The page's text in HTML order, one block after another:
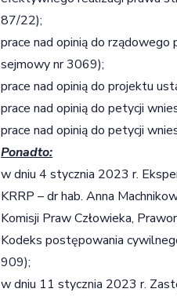
87/22);
prace nad opinią do
sejmowy nr 3069);
prace nad opinią do projektu
prace nad opinią do petycji
prace nad opinią do petycji
Ponadto:
w dniu 4 stycznia 2023 r.
KRRP – dr hab. Anna
Komisji Praw Człowieka,
Kodeks postępowania
909);
w dniu 11 stycznia 2023 r.